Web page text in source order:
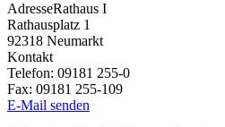
AdresseRathaus I
Rathausplatz 1
92318 Neumarkt
Kontakt
Telefon: 09181 255-0
Fax: 09181 255-109
E-Mail senden